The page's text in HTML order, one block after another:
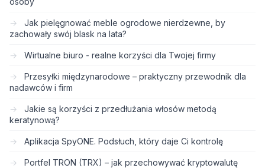
Jak pielęgnować meble ogrodowe nierdzewne, by
zachowały swój blask na lata?
Wirtualne biuro - realne korzyści dla Twojej firmy
Przesyłki międzynarodowe – praktyczny przewodnik dla
nadawców i firm
Jakie są korzyści z przedłużania włosów metodą
keratynową?
Aplikacja SpyONE. Podsłuch, który daje Ci kontrolę
Portfel TRON (TRX) – jak przechowywać kryptowalutę